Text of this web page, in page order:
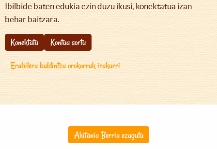
Ibilbide baten edukia ezin duzu ikusi, konektatua izan
behar baitzara.
Konektatu
Kontua sortu
Erabilera baldintza orokorrak irakurri
Akitania Berria ezagutu